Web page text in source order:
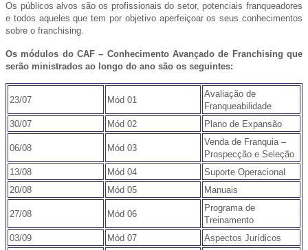
Os públicos alvos são os profissionais do setor, potenciais franqueadores
e todos aqueles que tem por objetivo aperfeiçoar os seus conhecimentos
sobre o franchising.
Os módulos do CAF – Conhecimento Avançado de Franchising que
serão ministrados ao longo do ano são os seguintes:
23/07 Mód 01
Avaliação de
Franqueabilidade
30/07
Mód 02 Plano de Expansão
06/08 Mód 03
Venda de Franquia –
Prospecção e Seleção
13/08
Mód 04
Suporte Operacional
20/08
Mód 05 Manuais
27/08 Mód 06
Programa de
Treinamento
03/09
Mód 07 Aspectos Jurídicos